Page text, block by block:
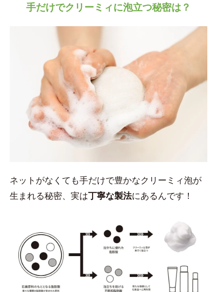
手だけでクリーミィに泡立つ秘密は？
ネットがなくても手だけで豊かなクリーミィ泡が
生まれる秘密、実は丁寧な製法にあるんです！